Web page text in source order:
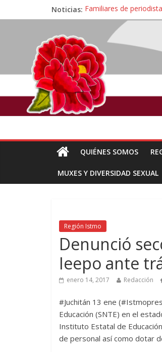
Noticias: Familiares de
Alertan pescadores de
Pescadores y
Un nuevo derrame de
🎧Capítulo 2 : CUIDAR
QUIÉNES SOMOS
MUXES Y DIVERSIDAD SEXUAL
Región Istmo
Denunció
Ieepo ante
enero 14, 2017 Redacción
#Juchitán 13 ene
Educación (SNTE) en el
Instituto Estatal de
de personal así como dotar